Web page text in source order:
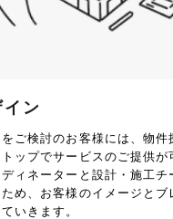
ン
ご検討のお客様には、物
ップでサービスのご提供が
ィネーターと設計・施工チ
め、お客様のイメージとブ
いきます。